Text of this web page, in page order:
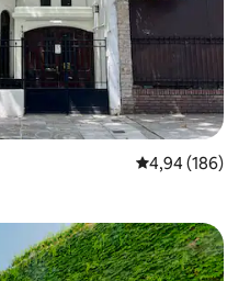
Keskmine
4,94 (186)